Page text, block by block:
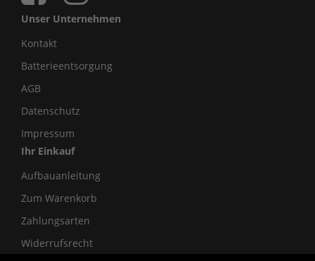
Unser Unternehmen
Kontakt
Batterieentsorgung
AGB
Datenschutz
Impressum
Ihr Einkauf
Aufbauanleitung
Zum Warenkorb
Zahlungsarten
Widerrufsrecht